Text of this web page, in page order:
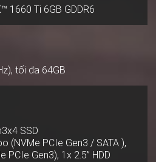
1660 Ti 6GB GDDR6
tối đa 64GB
SSD
(NVMe PCIe Gen3 / SATA ),
PCIe Gen3), 1x 2.5” HDD